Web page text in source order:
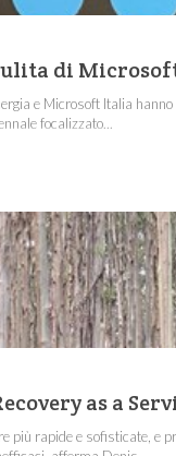
di
e Microsoft Italia
focalizzato...
as a
più rapide e sofisticate, e